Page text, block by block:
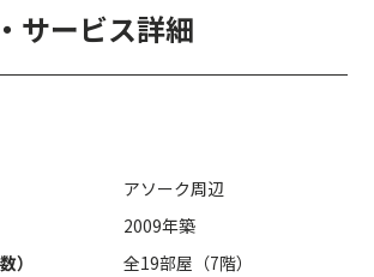
サービス詳細
アソーク周辺
2009年築
）
全19部屋（7階）